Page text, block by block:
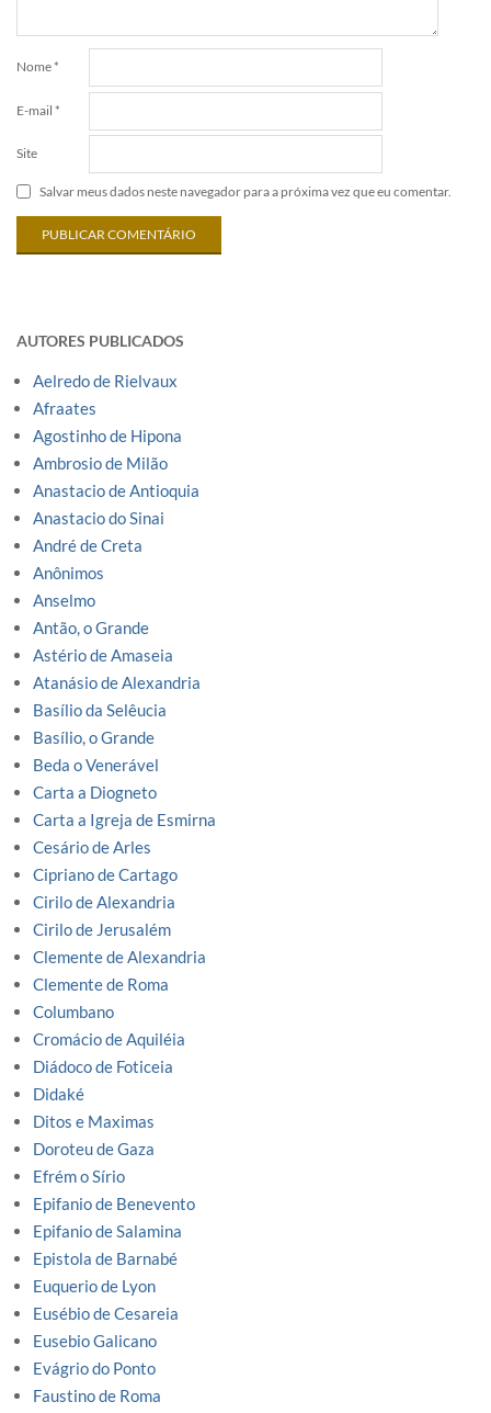
Nome *
E-mail *
Site
Salvar meus dados neste navegador para a próxima vez que eu comentar.
AUTORES PUBLICADOS
Aelredo de Rielvaux
Afraates
Agostinho de Hipona
Ambrosio de Milão
Anastacio de Antioquia
Anastacio do Sinai
André de Creta
Anônimos
Anselmo
Antão, o Grande
Astério de Amaseia
Atanásio de Alexandria
Basílio da Selêucia
Basílio, o Grande
Beda o Venerável
Carta a Diogneto
Carta a Igreja de Esmirna
Cesário de Arles
Cipriano de Cartago
Cirilo de Alexandria
Cirilo de Jerusalém
Clemente de Alexandria
Clemente de Roma
Columbano
Cromácio de Aquiléia
Diádoco de Foticeia
Didaké
Ditos e Maximas
Doroteu de Gaza
Efrém o Sírio
Epifanio de Benevento
Epifanio de Salamina
Epistola de Barnabé
Euquerio de Lyon
Eusébio de Cesareia
Eusebio Galicano
Evágrio do Ponto
Faustino de Roma